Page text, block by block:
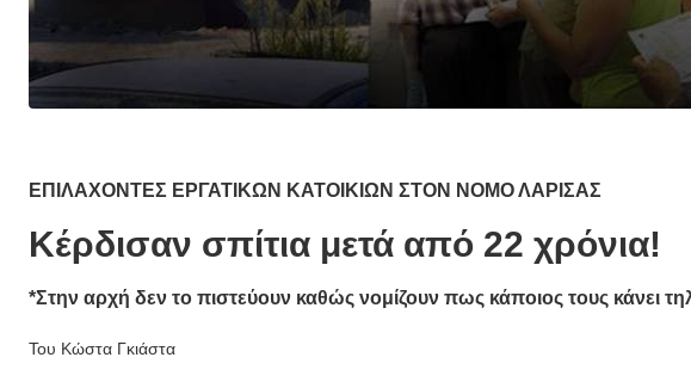
ΕΠΙΛΑΧΟΝΤΕΣ ΕΡΓΑΤΙΚΩΝ ΚΑΤΟΙΚΙΩΝ ΣΤΟΝ ΝΟΜΟ ΛΑΡΙΣΑΣ
Κέρδισαν σπίτια μετά από 22 χρόνια!
*Στην αρχή δεν το πιστεύουν καθώς νομίζουν πως κάποιος τους κάνει
Του Κώστα Γκιάστα